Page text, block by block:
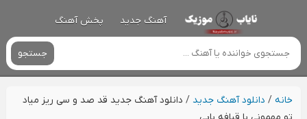
آهنگ جدید پخش آهنگ
جستجو
خانه/ دانلود آهنگ جدید / دانلود آهنگ جدید قد صد و سی ریز میاد